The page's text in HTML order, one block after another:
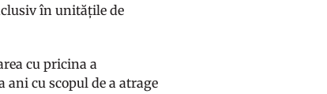
în unitățile de
cu pricina a
cu scopul de a atrage